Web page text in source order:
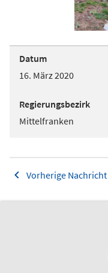
Datum
16. März 2020
Regierungsbezirk
Mittelfranken
Vorherige Nachricht